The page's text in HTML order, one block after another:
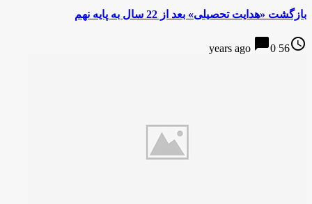
بازگشت «هدایت تحصیلی» بعد از 22 سال به پایه نهم
access_time
56 years ago
chat_bubble0